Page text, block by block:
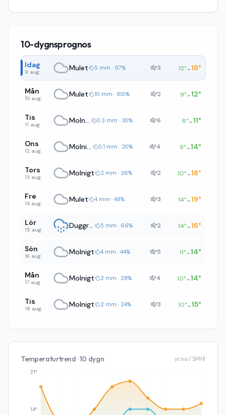
10-dygnsprognos
Idag
9 aug. Mulet 5 mm · 97% 3 12°→18°
Mån
10 aug. Mulet 10 mm · 100% 2 9°→12°
Tis
11 aug. Molnigt 0.3 mm · 30% 6 8°→11°
Ons
12 aug. Molnigt 0.1 mm · 20% 4 9°→14°
Tors
13 aug. Molnigt 2 mm · 36% 2 10°→18°
Fre
14 aug. Mulet 4 mm · 48% 3 14°→19°
Lör
15 aug. Duggregn 5 mm · 66% 2 14°→16°
Sön
16 aug. Molnigt 4 mm · 44% 5 11°→14°
Mån
17 aug. Molnigt 2 mm · 28% 4 10°→14°
Tis
18 aug. Molnigt 2 mm · 24% 3 10°→15°
Temperaturtrend · 10 dygn yr.no / SMHI
14°
21°